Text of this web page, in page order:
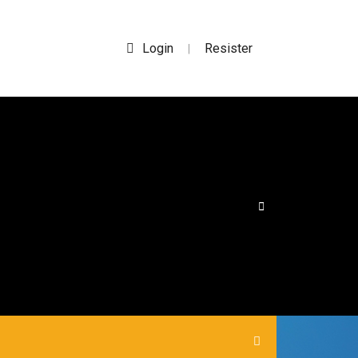
Login | Resister